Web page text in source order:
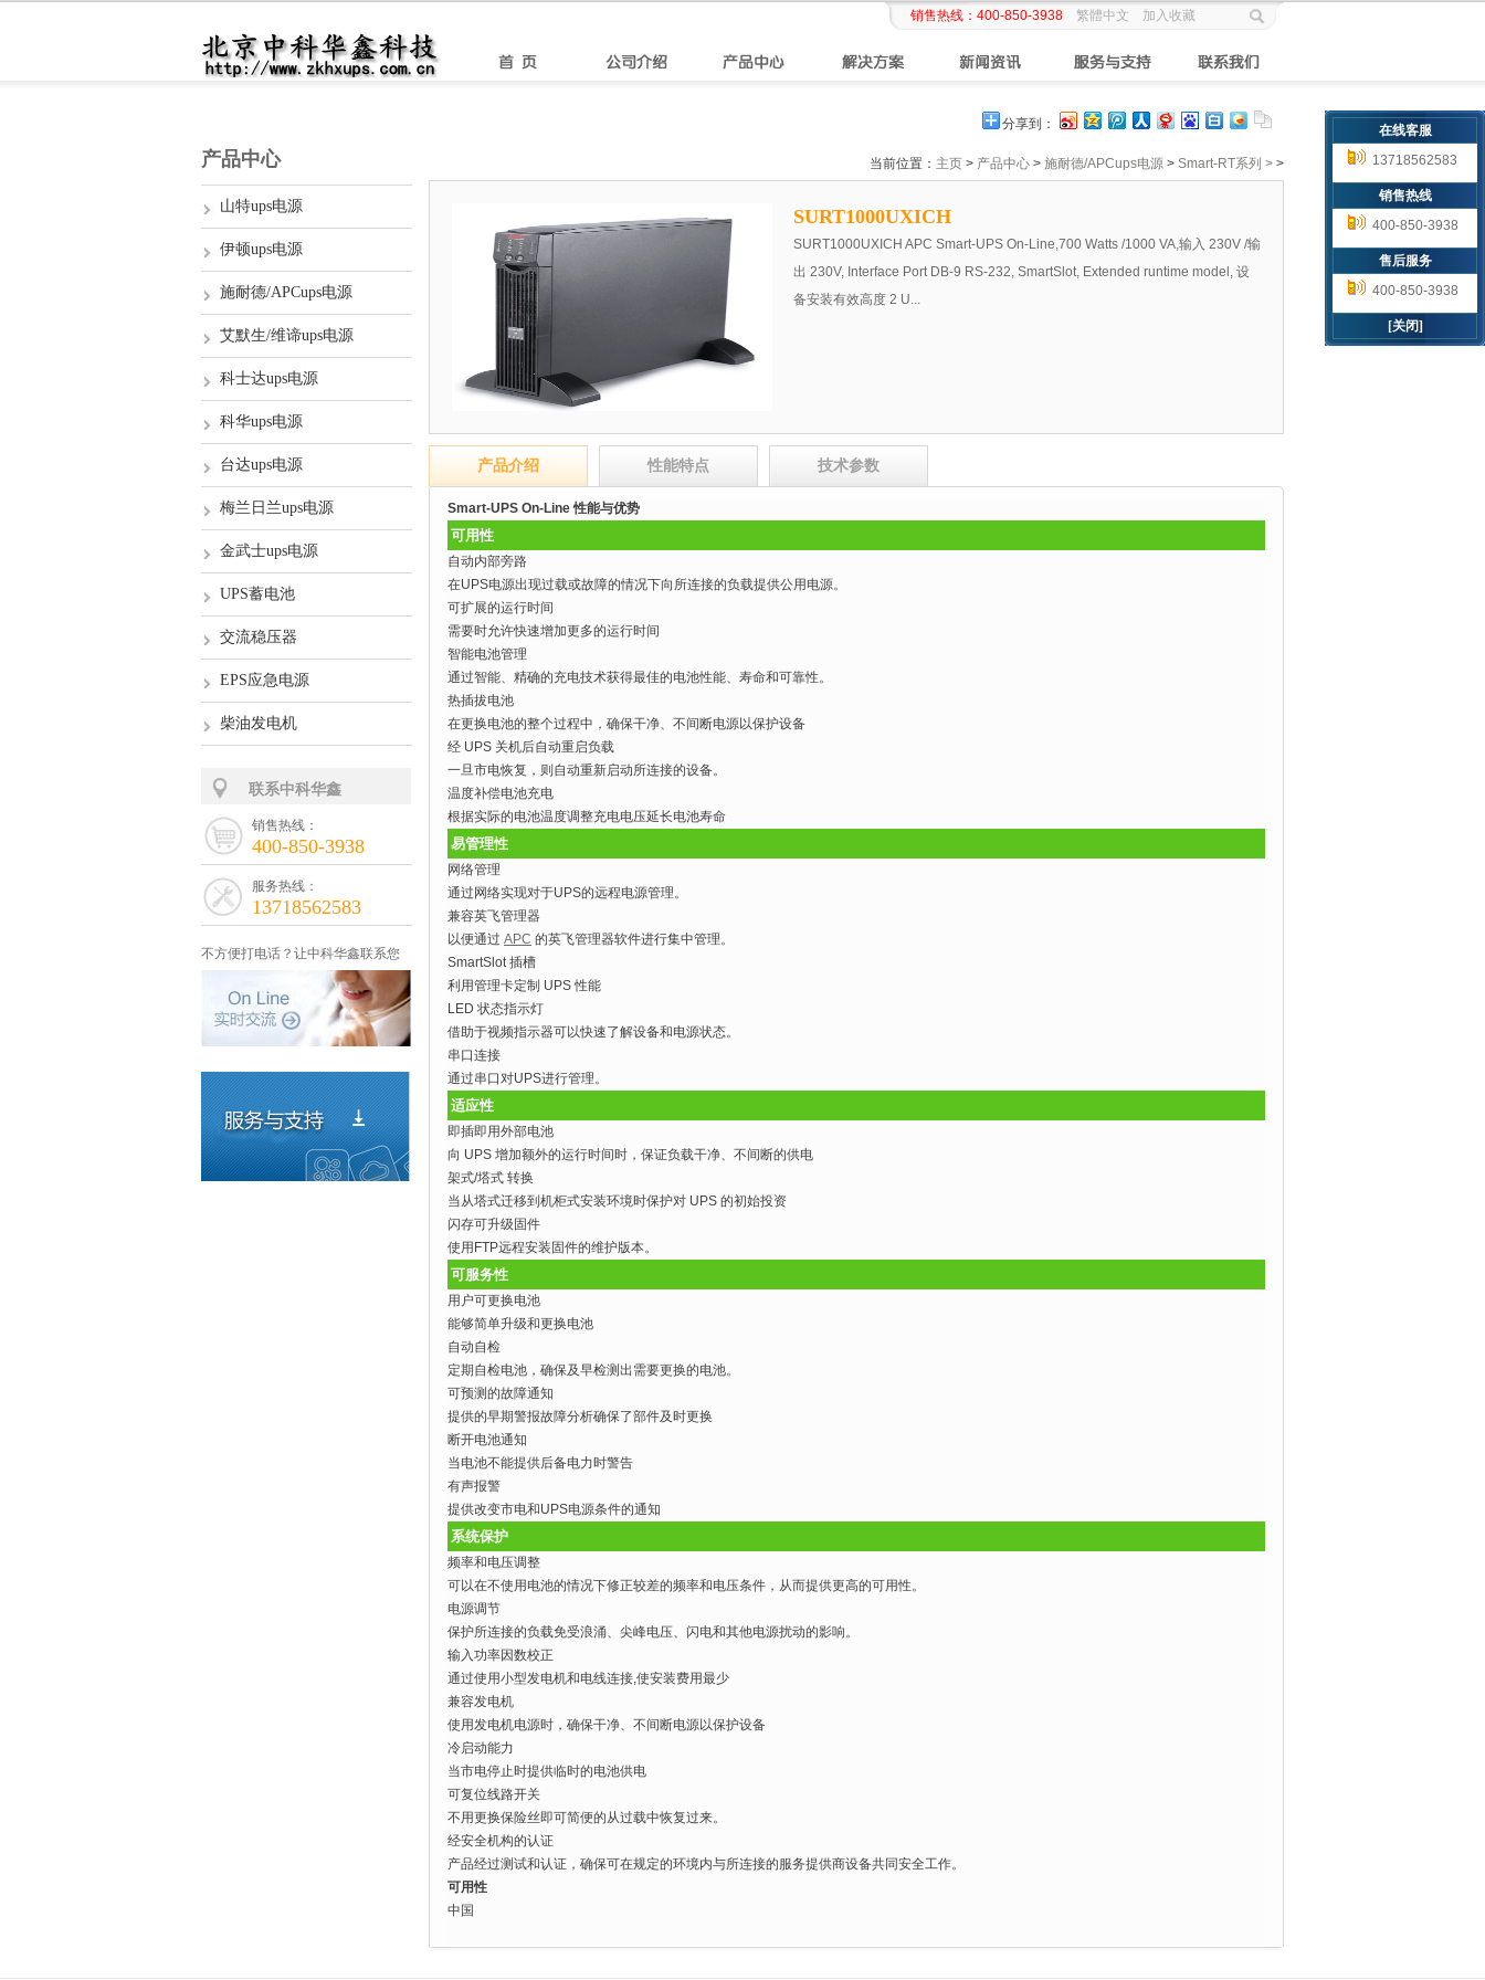
销售热线： 400-850-3938 繁體中文 加入收藏
分享到：
产品中心
山特ups电源
伊顿ups电源
施耐德/APCups电源
艾默生/维谛ups电源
科士达ups电源
科华ups电源
台达ups电源
梅兰日兰ups电源
金武士ups电源
UPS蓄电池
交流稳压器
EPS应急电源
柴油发电机
联系中科华鑫
销售热线：
400-850-3938
服务热线：
13718562583
不方便打电话？让中科华鑫联系您
当前位置： 主页 > 产品中心 > 施耐德/APCups电源 > Smart-RT系列 > >
SURT1000UXICH
SURT1000UXICH APC Smart-UPS On-Line,700 Watts /1000 VA,输入 230V /输
出 230V, Interface Port DB-9 RS-232, SmartSlot, Extended runtime model, 设
备安装有效高度 2 U...
产品介绍 性能特点 技术参数
Smart-UPS On-Line 性能与优势
可用性
自动内部旁路
在UPS电源出现过载或故障的情况下向所连接的负载提供公用电源。
可扩展的运行时间
需要时允许快速增加更多的运行时间
智能电池管理
通过智能、精确的充电技术获得最佳的电池性能、寿命和可靠性。
热插拔电池
在更换电池的整个过程中，确保干净、不间断电源以保护设备
经 UPS 关机后自动重启负载
一旦市电恢复，则自动重新启动所连接的设备。
温度补偿电池充电
根据实际的电池温度调整充电电压延长电池寿命
易管理性
网络管理
通过网络实现对于UPS的远程电源管理。
兼容英飞管理器
以便通过 APC 的英飞管理器软件进行集中管理。
SmartSlot 插槽
利用管理卡定制 UPS 性能
LED 状态指示灯
借助于视频指示器可以快速了解设备和电源状态。
串口连接
通过串口对UPS进行管理。
适应性
即插即用外部电池
向 UPS 增加额外的运行时间时，保证负载干净、不间断的供电
架式/塔式 转换
当从塔式迁移到机柜式安装环境时保护对 UPS 的初始投资
闪存可升级固件
使用FTP远程安装固件的维护版本。
可服务性
用户可更换电池
能够简单升级和更换电池
自动自检
定期自检电池，确保及早检测出需要更换的电池。
可预测的故障通知
提供的早期警报故障分析确保了部件及时更换
断开电池通知
当电池不能提供后备电力时警告
有声报警
提供改变市电和UPS电源条件的通知
系统保护
频率和电压调整
可以在不使用电池的情况下修正较差的频率和电压条件，从而提供更高的可用性。
电源调节
保护所连接的负载免受浪涌、尖峰电压、闪电和其他电源扰动的影响。
输入功率因数校正
通过使用小型发电机和电线连接,使安装费用最少
兼容发电机
使用发电机电源时，确保干净、不间断电源以保护设备
冷启动能力
当市电停止时提供临时的电池供电
可复位线路开关
不用更换保险丝即可简便的从过载中恢复过来。
经安全机构的认证
产品经过测试和认证，确保可在规定的环境内与所连接的服务提供商设备共同安全工作。
可用性
中国
在线客服
13718562583
销售热线
400-850-3938
售后服务
400-850-3938
[关闭]